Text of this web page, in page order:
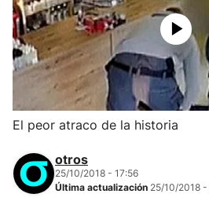
El peor atraco de la historia
otros
25/10/2018 - 17:56
Última actualización 25/10/2018 -